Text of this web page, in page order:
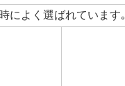
によく選ばれています｡